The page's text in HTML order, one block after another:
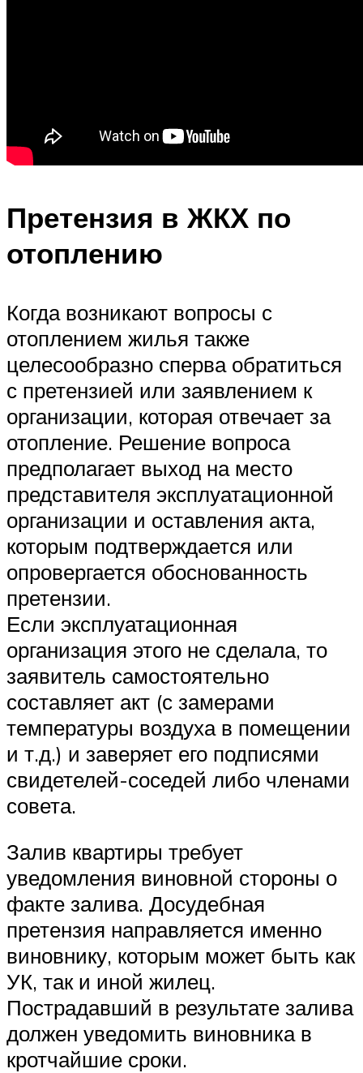
Претензия в ЖКХ по
отоплению
Когда возникают вопросы с
отоплением жилья также
целесообразно сперва обратиться
с претензией или заявлением к
организации, которая отвечает за
отопление. Решение вопроса
предполагает выход на место
представителя эксплуатационной
организации и оставления акта,
которым подтверждается или
опровергается обоснованность
претензии.
Если эксплуатационная
организация этого не сделала, то
заявитель самостоятельно
составляет акт (с замерами
температуры воздуха в помещении
и т.д.) и заверяет его подписями
свидетелей-соседей либо членами
совета.
Залив квартиры требует
уведомления виновной стороны о
факте залива. Досудебная
претензия направляется именно
виновнику, которым может быть как
УК, так и иной жилец.
Пострадавший в результате залива
должен уведомить виновника в
кротчайшие сроки.